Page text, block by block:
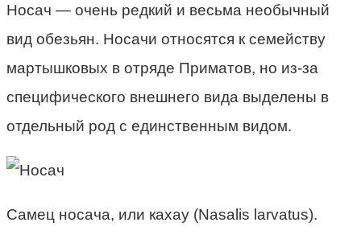
Носач — очень редкий и весьма необычный
вид обезьян. Носачи относятся к семейству
мартышковых в отряде Приматов, но из-за
специфического внешнего вида выделены в
отдельный род с единственным видом.
Самец носача, или кахау (Nasalis larvatus).